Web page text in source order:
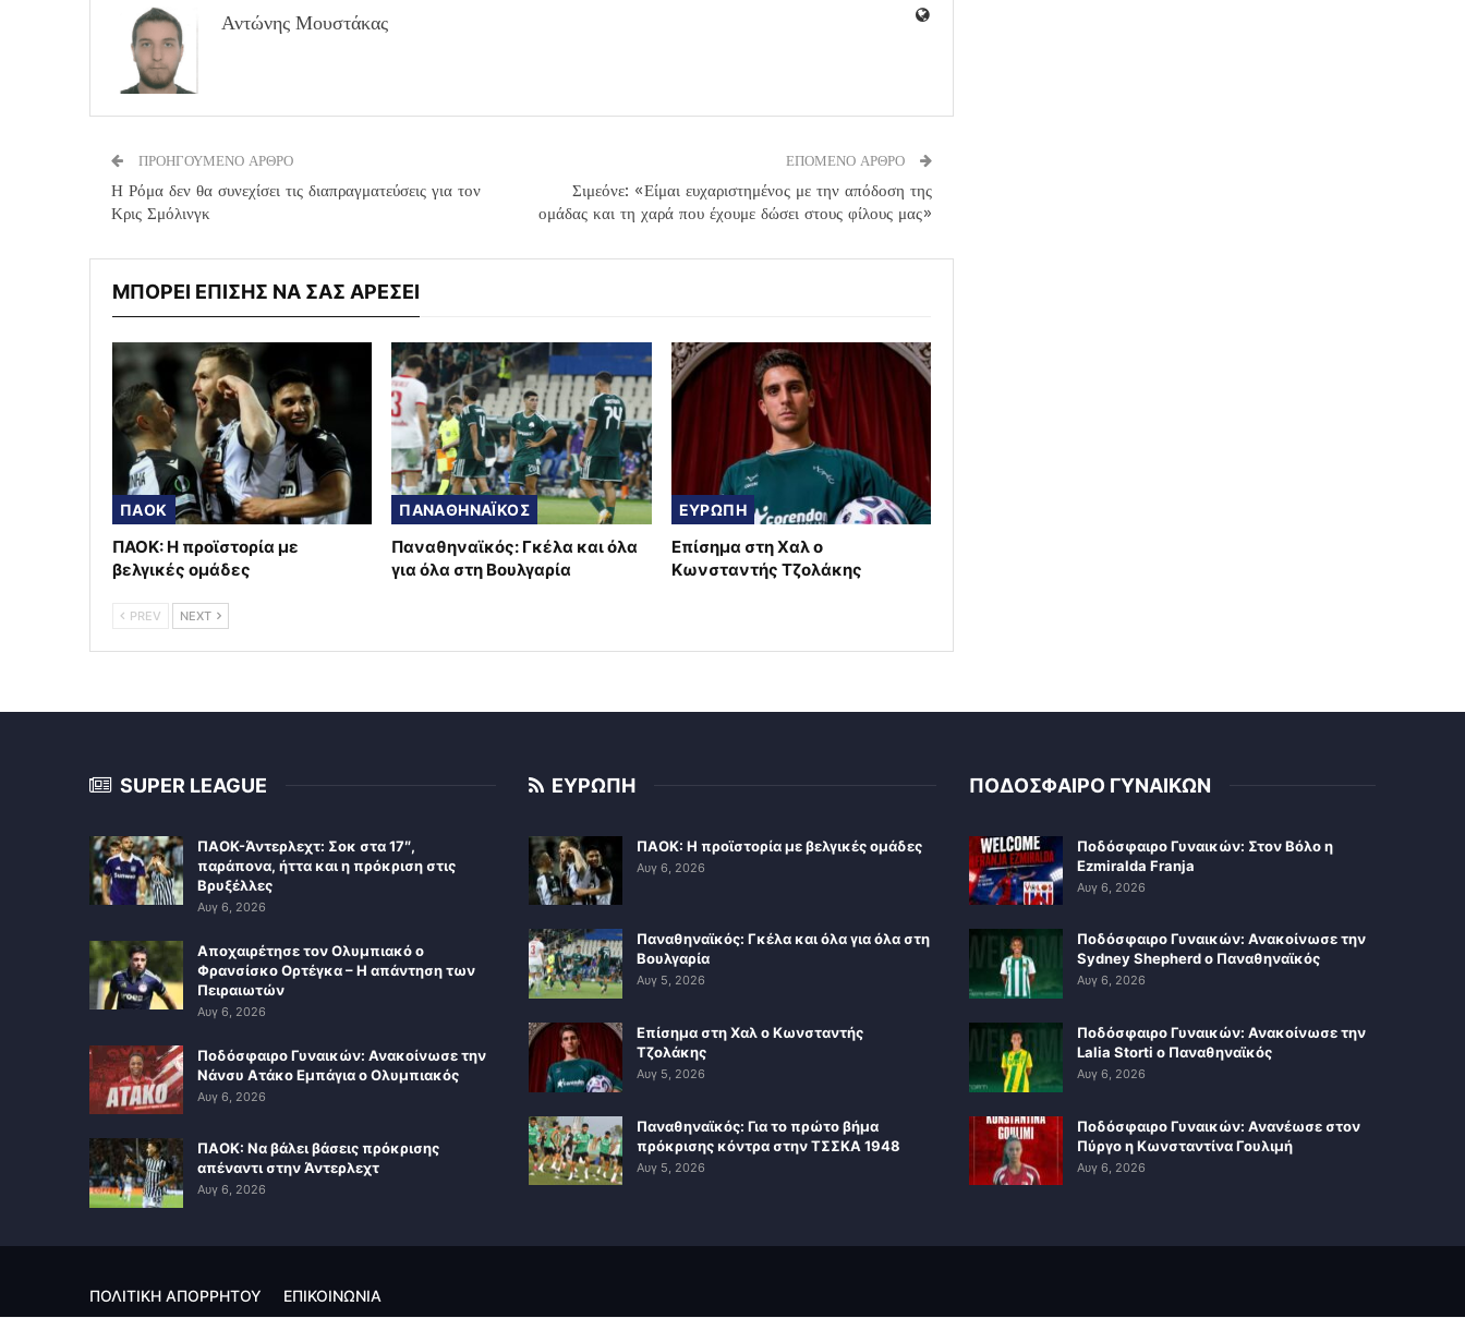
Αντώνης Μουστάκας
ΠΡΟΗΓΟΥΜΕΝΟ ΑΡΘΡΟ
Η Ρόμα δεν θα συνεχίσει τις διαπραγματεύσεις για τον
Κρις Σμόλινγκ
ΕΠΟΜΕΝΟ ΑΡΘΡΟ
Σιμεόνε: «Είμαι ευχαριστημένος με την απόδοση της
ομάδας και τη χαρά που έχουμε δώσει στους φίλους μας»
ΜΠΟΡΕΙ ΕΠΙΣΗΣ ΝΑ ΣΑΣ ΑΡΕΣΕΙ
ΠΑΟΚ
ΠΑΟΚ: Η προϊστορία με
βελγικές ομάδες
ΠΑΝΑΘΗΝΑΪΚΟΣ
Παναθηναϊκός: Γκέλα και όλα
για όλα στη Βουλγαρία
ΕΥΡΩΠΗ
Επίσημα στη Χαλ ο
Κωνσταντής Τζολάκης
PREV NEXT
SUPER LEAGUE
ΠΑΟΚ-Άντερλεχτ: Σοκ στα 17″,
παράπονα, ήττα και η πρόκριση στις
Βρυξέλλες
Αυγ 6, 2026
Αποχαιρέτησε τον Ολυμπιακό ο
Φρανσίσκο Ορτέγκα – Η απάντηση των
Πειραιωτών
Αυγ 6, 2026
Ποδόσφαιρο Γυναικών: Ανακοίνωσε την
Νάνσυ Ατάκο Εμπάγια ο Ολυμπιακός
Αυγ 6, 2026
ΠΑΟΚ: Να βάλει βάσεις πρόκρισης
απέναντι στην Άντερλεχτ
Αυγ 6, 2026
ΕΥΡΩΠΗ
ΠΑΟΚ: Η προϊστορία με βελγικές ομάδες
Αυγ 6, 2026
Παναθηναϊκός: Γκέλα και όλα για όλα στη
Βουλγαρία
Αυγ 5, 2026
Επίσημα στη Χαλ ο Κωνσταντής
Τζολάκης
Αυγ 5, 2026
Παναθηναϊκός: Για το πρώτο βήμα
πρόκρισης κόντρα στην ΤΣΣΚΑ 1948
Αυγ 5, 2026
ΠΟΔΟΣΦΑΙΡΟ ΓΥΝΑΙΚΩΝ
Ποδόσφαιρο Γυναικών: Στον Βόλο η
Ezmiralda Franja
Αυγ 6, 2026
Ποδόσφαιρο Γυναικών: Ανακοίνωσε την
Sydney Shepherd ο Παναθηναϊκός
Αυγ 6, 2026
Ποδόσφαιρο Γυναικών: Ανακοίνωσε την
Lalia Storti ο Παναθηναϊκός
Αυγ 6, 2026
Ποδόσφαιρο Γυναικών: Ανανέωσε στον
Πύργο η Κωνσταντίνα Γουλιμή
Αυγ 6, 2026
ΠΟΛΙΤΙΚΗ ΑΠΟΡΡΗΤΟΥ ΕΠΙΚΟΙΝΩΝΙΑ